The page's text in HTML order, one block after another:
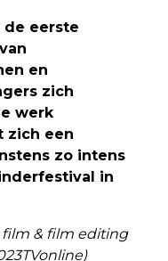
de eerste
en
zich
werk
zich een
zo intens
in
film & film editing